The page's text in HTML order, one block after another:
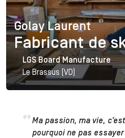
Golay Laurent
Golay Laurent
Fabricant de
LGS Board Manufacture
Le Brassus (VD)
Ma passion, ma vie,
pourquoi ne pas